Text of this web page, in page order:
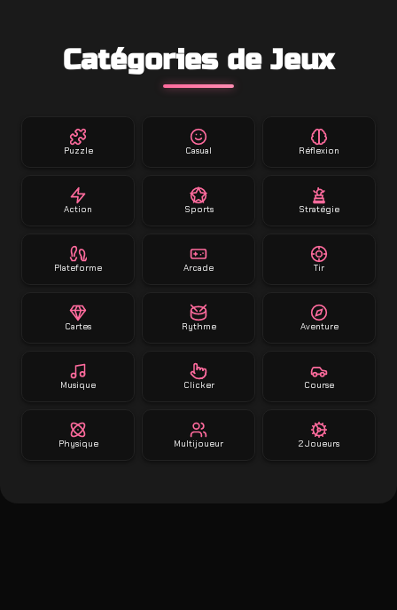
Catégories de Jeux
Puzzle Casual Réflexion
Action Sports Stratégie
Plateforme Arcade Tir
Cartes Rythme Aventure
Musique Clicker Course
Physique Multijoueur 2 Joueurs